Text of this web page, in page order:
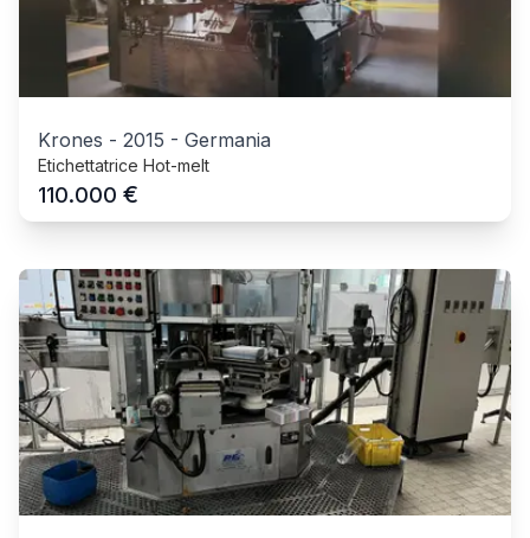
Krones - 2015 - Germania
Etichettatrice Hot-melt
110.000 €